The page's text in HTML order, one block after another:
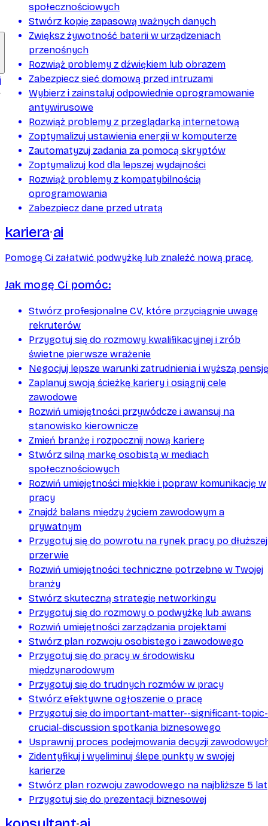
społecznościowych
Stwórz kopię zapasową ważnych danych
Zwiększ żywotność baterii w urządzeniach
przenośnych
Rozwiąż problemy z dźwiękiem lub obrazem
Zabezpiecz sieć domową przed intruzami
Wybierz i zainstaluj odpowiednie oprogramowanie
antywirusowe
Rozwiąż problemy z przeglądarką internetową
Zoptymalizuj ustawienia energii w komputerze
Zautomatyzuj zadania za pomocą skryptów
Zoptymalizuj kod dla lepszej wydajności
Rozwiąż problemy z kompatybilnością
oprogramowania
Zabezpiecz dane przed utratą
kariera ai
Pomogę Ci załatwić podwyżkę lub znaleźć nową pracę.
Jak mogę Ci pomóc:
Stwórz profesjonalne CV, które przyciągnie uwagę
rekruterów
Przygotuj się do rozmowy kwalifikacyjnej i zrób
świetne pierwsze wrażenie
Negocjuj lepsze warunki zatrudnienia i wyższą pensję
Zaplanuj swoją ścieżkę kariery i osiągnij cele
zawodowe
Rozwiń umiejętności przywódcze i awansuj na
stanowisko kierownicze
Zmień branżę i rozpocznij nową karierę
Stwórz silną markę osobistą w mediach
społecznościowych
Rozwiń umiejętności miękkie i popraw komunikację w
pracy
Znajdź balans między życiem zawodowym a
prywatnym
Przygotuj się do powrotu na rynek pracy po dłuższej
przerwie
Rozwiń umiejętności techniczne potrzebne w Twojej
branży
Stwórz skuteczną strategię networkingu
Przygotuj się do rozmowy o podwyżkę lub awans
Rozwiń umiejętności zarządzania projektami
Stwórz plan rozwoju osobistego i zawodowego
Przygotuj się do pracy w środowisku
międzynarodowym
Przygotuj się do trudnych rozmów w pracy
Stwórz efektywne ogłoszenie o pracę
Przygotuj się do important-matter--significant-
crucial-discussion spotkania biznesowego
Usprawnij proces podejmowania decyzji
Zidentyfikuj i wyeliminuj ślepe punkty w swojej
karierze
Stwórz plan rozwoju zawodowego na najbliższe 5 lat
Przygotuj się do prezentacji biznesowej